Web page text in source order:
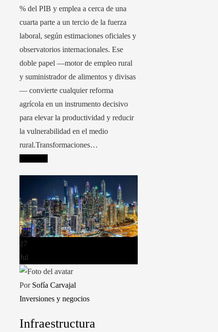
% del PIB y emplea a cerca de una
cuarta parte a un tercio de la fuerza
laboral, según estimaciones oficiales y
observatorios internacionales. Ese
doble papel —motor de empleo rural
y suministrador de alimentos y divisas
— convierte cualquier reforma
agrícola en un instrumento decisivo
para elevar la productividad y reducir
la vulnerabilidad en el medio
rural.Transformaciones…
27
Jul
Por Sofía Carvajal
Inversiones y negocios
Infraestructura